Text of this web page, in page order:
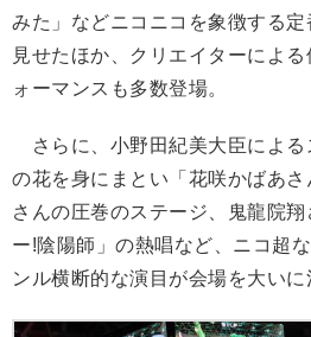
みた」などニコニコを象徴する
見せたほか、クリエイターによ
ォーマンスも多数登場。
さらに、小野田紀美大臣による
の花を身にまとい「花咲かばあ
さんの圧巻のステージ、鬼龍院
ー!陰陽師」の熱唱など、ニコ超
ンル横断的な演目が会場を大いに